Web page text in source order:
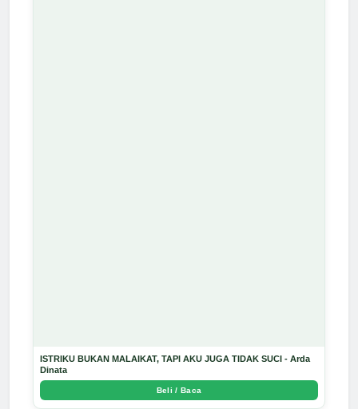
ISTRIKU BUKAN MALAIKAT, TAPI AKU JUGA TIDAK SUCI - Arda
Dinata
Beli / Baca